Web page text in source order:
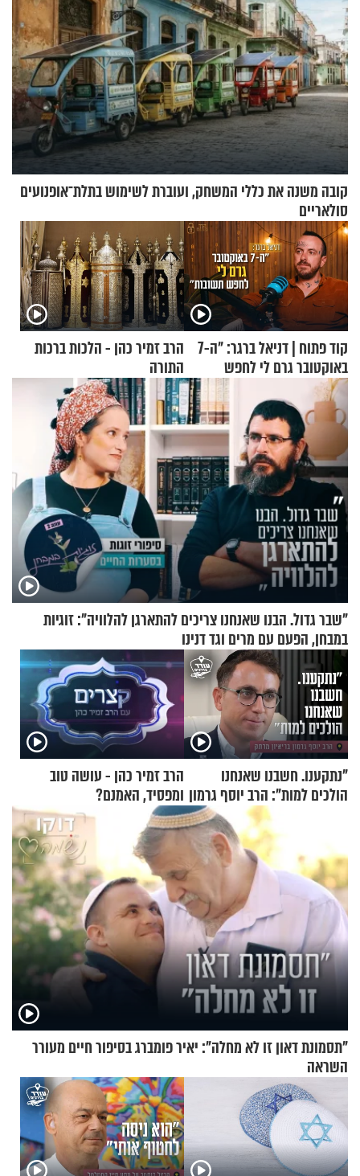
קובה משנה את כללי המשחק, ועוברת לשימוש בתלת־אופנועים
סולאריים
קוד פתוח | דניאל ברגר: "ה-7
באוקטובר גרם לי לחפש
תשובות"
הרב זמיר כהן - הלכות ברכות
התורה
"שבר גדול. הבנו שאנחנו צריכים להתארגן להלוויה": זוגיות
במבחן, הפעם עם מרים וגד דנינו
"נתקענו. חשבנו שאנחנו
הולכים למות": הרב יוסף גרמון
הרב זמיר כהן - עושה טוב
ומפסיד, האמנם?
"תסמונת דאון זו לא מחלה": יאיר פומברג בסיפור חיים מעורר
השראה